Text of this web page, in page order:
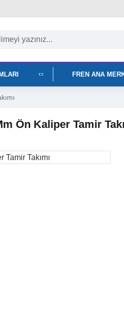
FREN ANA
Ön Kaliper Tamir